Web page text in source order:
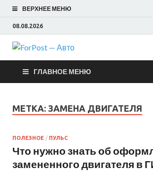
ВЕРХНЕЕ МЕНЮ
08.08.2026
Авто
ГЛАВНОЕ МЕНЮ
МЕТКА: ЗАМЕНА ДВИГАТЕЛЯ
ПОЛЕЗНОЕ / ПУЛЬС
Что нужно знать об
замененного двигателя в